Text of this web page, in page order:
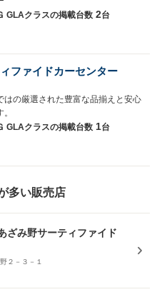
GLAクラスの掲載台数 2台
ファイドカーセンター
はの厳選された豊富な品揃えと安心
GLAクラスの掲載台数 1台
多い販売店
ざみ野サーティファイド
２－３－１